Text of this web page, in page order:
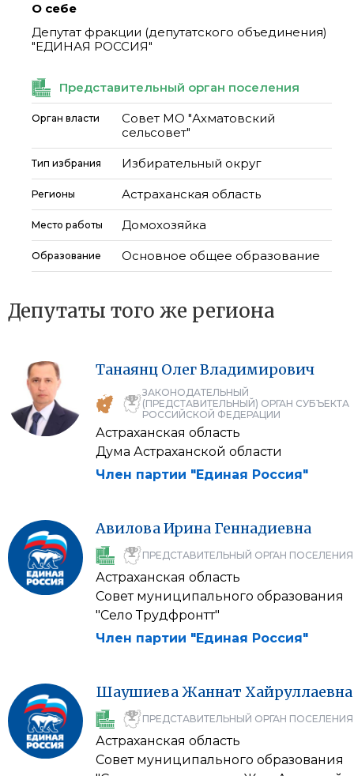
О себе
Депутат фракции (депутатского объединения)
"ЕДИНАЯ РОССИЯ"
Представительный орган поселения
Орган власти
Совет МО "Ахматовский
сельсовет"
Тип избрания Избирательный округ
Регионы Астраханская область
Место работы Домохозяйка
Образование Основное общее образование
Депутаты того же региона
Танаянц ОлегВладимирович
ЗАКОНОДАТЕЛЬНЫЙ
(ПРЕДСТАВИТЕЛЬНЫЙ) ОРГАН СУБЪЕКТА
РОССИЙСКОЙ ФЕДЕРАЦИИ
Астраханская область
Дума Астраханской области
Член партии "Единая Россия"
АвиловаИрина Геннадиевна
ПРЕДСТАВИТЕЛЬНЫЙ ОРГАН ПОСЕЛЕНИЯ
Астраханская область
Совет муниципального образования
"Село Трудфронтт"
Член партии "Единая Россия"
ШаушиеваЖаннат Хайруллаевна
ПРЕДСТАВИТЕЛЬНЫЙ ОРГАН ПОСЕЛЕНИЯ
Астраханская область
Совет муниципального образования